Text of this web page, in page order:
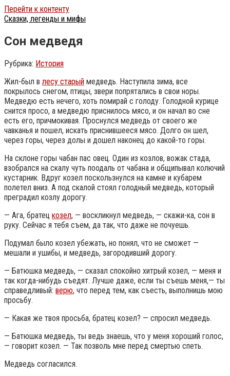
Перейти к контенту
Сказки, легенды и мифы
Сон медведя
Рубрика: История
Жил-был в лесу старый медведь. Наступила зима, все
покрылось снегом, птицы, звери попрятались в свои норы.
Медведю есть нечего, хоть помирай с голоду. Голодной курице
снится просо, а медведю приснилось мясо, и он начал во сне
есть его, причмокивая. Проснулся медведь от своего же
чавканья и пошел, искать приснившееся мясо. Долго он шел,
через горы, через долы и дошел наконец до какой-то горы.
На склоне горы чабан пас овец. Один из козлов, вожак стада,
взобрался на скалу чуть поодаль от чабана и общипывал колючий
кустарник. Вдруг козел поскользнулся на камне и кубарем
полетел вниз. А под скалой стоял голодный медведь, который
преградил козлу дорогу.
— Ага, братец козел, — воскликнул медведь, — скажи-ка, сон в
руку. Сейчас я тебя съем, да так, что даже не почуешь.
Подумал было козел убежать, но понял, что не сможет —
мешали и ушибы, и медведь, загородивший дорогу.
— Батюшка медведь, — сказал спокойно хитрый козел, — меня и
так когда-нибудь съедят. Лучше даже, если ты съешь меня,— ты
справедливый: верю, что перед тем, как съесть, выполнишь мою
просьбу.
— Какая же твоя просьба, братец козел? — спросил медведь.
— Батюшка медведь, ты ведь знаешь, что у меня хороший голос,
— говорит козел. — Так позволь мне перед смертью спеть.
Медведь согласился.